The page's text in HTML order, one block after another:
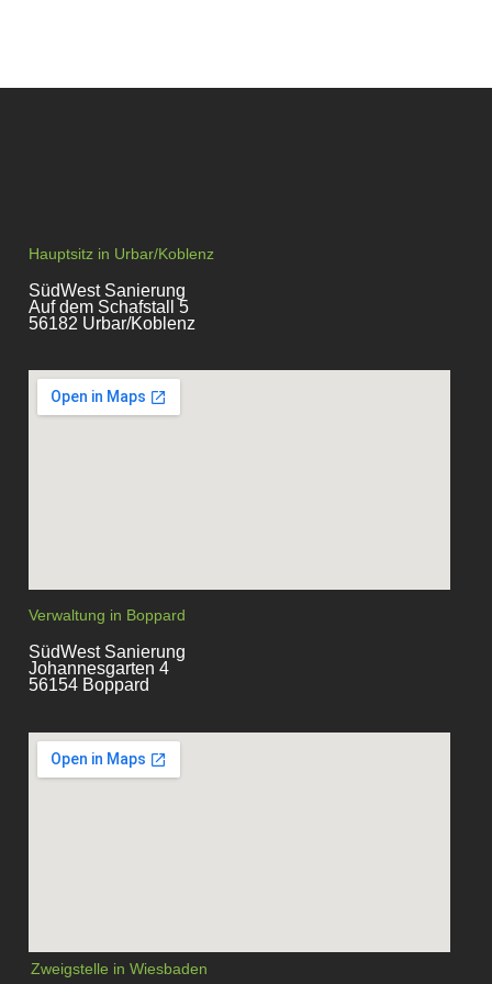
Hauptsitz in Urbar/Koblenz
SüdWest Sanierung
Auf dem Schafstall 5
56182 Urbar/Koblenz
Verwaltung in Boppard
SüdWest Sanierung
Johannesgarten 4
56154 Boppard
Zweigstelle in Wiesbaden